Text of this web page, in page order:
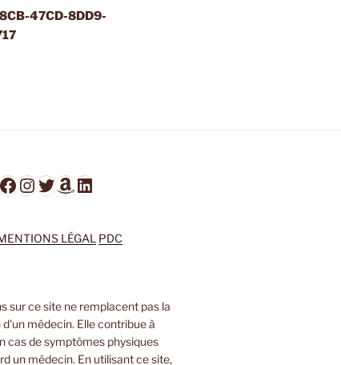
47CD-8DD9-
Facebook
Instagram
Twitter
Amazon
LinkedIn
LÉGAL PDC
sur ce site ne remplacent pas la
médecin. Elle contribue à
cas de symptômes physiques
un médecin. En utilisant ce site,